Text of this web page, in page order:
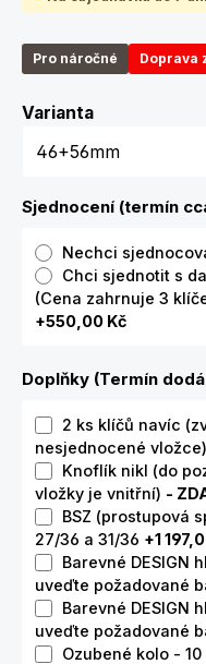
Pro náročné Doprava
VariantaZvolte
Sjednocení (termín
Nechci
Chci sjednotit s
(Cena zahrnuje 3
+550,00 Kč
Doplňky (Termín
2 ks klíčů navíc
nesjednocené vložce)
Knoflík nikl (do
vložky je vnitřní) -
BSZ (prostupová
27/36 a 31/36 +1
Barevné DESIGN
uveďte požadované
Barevné DESIGN
uveďte požadované
Ozubené kolo - 10